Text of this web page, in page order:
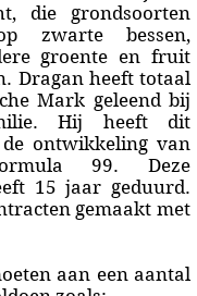
die grondsoorten
zwarte bessen,
groente en fruit
Dragan heeft totaal
Mark geleend bij
Hij heeft dit
ontwikkeling van
99. Deze
15 jaar geduurd.
gemaakt met
aan een aantal